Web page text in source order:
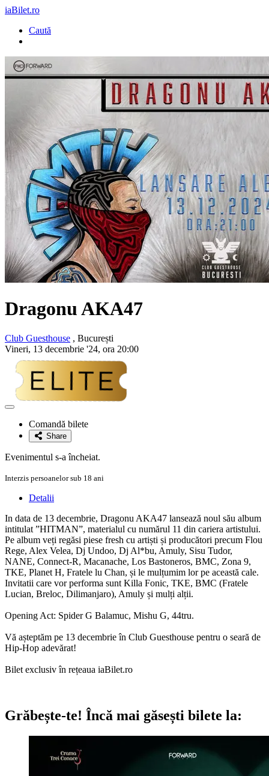
iaBilet.ro
Caută
Dragonu AKA47
Club Guesthouse , București
Vineri, 13 decembrie '24, ora 20:00
Adaugă
favoriteComandă bilete
Share
Evenimentul s-a încheiat.
Interzis persoanelor sub 18 ani
Detalii
In data de 13 decembrie, Dragonu AKA47 lansează noul său album
intitulat ”HITMAN”, materialul cu numărul 11 din cariera artistului.
Pe album veți regăsi piese fresh cu artiști și producători precum Flou
Rege, Alex Velea, Dj Undoo, Dj Al*bu, Amuly, Sisu Tudor,
NANE, Connect-R, Macanache, Los Bastoneros, BMC, Zona 9,
TKE, Planet H, Fratele lu Chan, și le mulțumim lor pe această cale.
Invitatii care vor performa sunt Killa Fonic, TKE, BMC (Fratele
Lucian, Breloc, Dilimanjaro), Amuly și mulți alții.
Opening Act: Spider G Balamuc, Mishu G, 44tru.
Vă așteptăm pe 13 decembrie în Club Guesthouse pentru o seară de
Hip-Hop adevărat!
Bilet exclusiv în rețeaua iaBilet.ro
Grăbește-te! Încă mai găsești bilete la: